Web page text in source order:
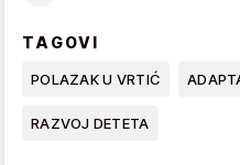
TAGOVI
POLAZAK U VRTIĆ
RAZVOJ DETETA